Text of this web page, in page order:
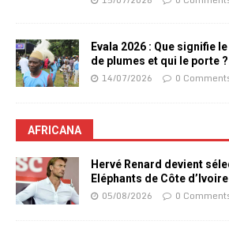
Evala 2026 : Que signifie
de plumes et qui le porte ?
14/07/2026 0
AFRICANA
Hervé Renard devient
Eléphants de Côte d’Ivoire
05/08/2026 0